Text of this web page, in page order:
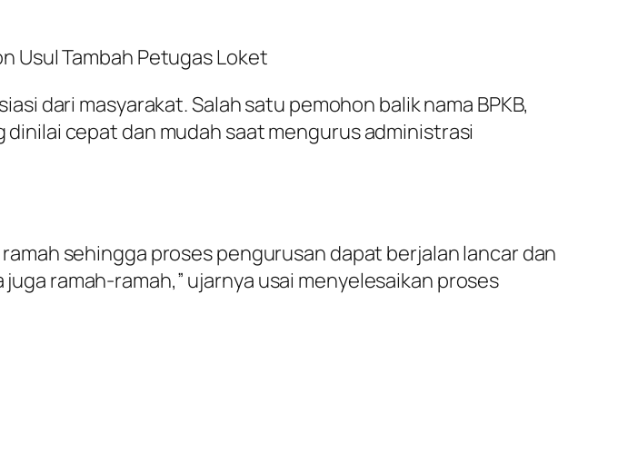
Usul Tambah Petugas Loket
dari masyarakat. Salah satu pemohon balik nama BPKB,
cepat dan mudah saat mengurus administrasi
sehingga proses pengurusan dapat berjalan lancar dan
ramah-ramah,” ujarnya usai menyelesaikan proses